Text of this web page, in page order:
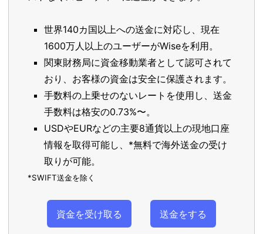
世界140カ国以上への送金に対応し、現在
1600万人以上のユーザーがWiseを利用。
関東財務局に資金移動業者として認可されて
おり、お客様の資金は安全に保護されます。
手数料の上乗せのないレートを使用し、送金
手数料は格安の0.73%〜。
USDやEURなどの主要8通貨以上の現地口座
情報を取得可能し、*無料で海外送金の受け
取りが可能。
*SWIFT送金を除く
資金を受け取る 送金をする